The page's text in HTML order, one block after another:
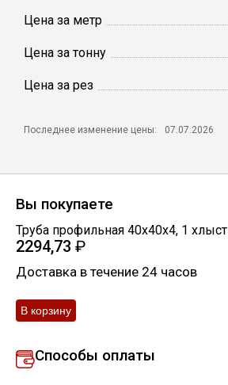
Сетка кладочная
Круги абразивные
Скобо-гибочные изделия
Остальное
Цена за метр
Цена за тонну
Цена за рез
Последнее изменение цены: 07.07.2026
Вы покупаете
Труба профильная 40х40х4, 1 хлыст
2294,73 ₽
Доставка в течение 24 часов
Способы оплаты